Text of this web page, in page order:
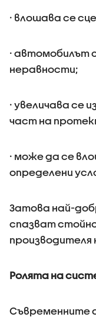
· влошава се
· автомобилът
неравности;
· увеличава се
част на
· може да се
определени
Затова най-
спазват
Ролята на
Съвременните